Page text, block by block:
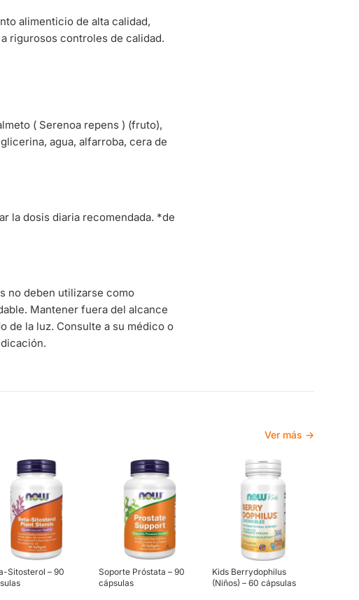
alimenticio de alta calidad,
rigurosos controles de calidad.
( Serenoa repens ) (fruto),
agua, alfarroba, cera de
la dosis diaria recomendada. *de
no deben utilizarse como
Mantener fuera del alcance
de la luz. Consulte a su médico o
Ver más →
Sitosterol – 90
Soporte Próstata – 90
cápsulas
Kids Berrydophilus
(Niños) – 60 cápsulas